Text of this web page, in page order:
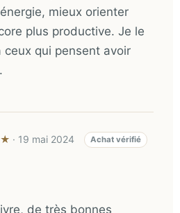
mieux orienter
plus productive. Je le
qui pensent avoir
· 19 mai 2024 Achat vérifié
de très bonnes